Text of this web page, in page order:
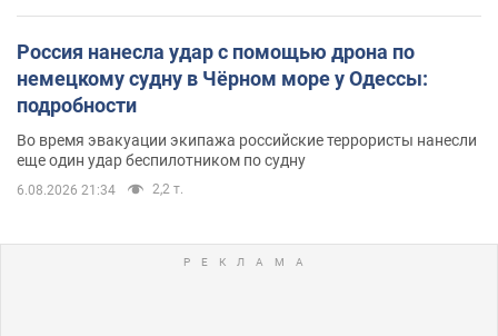
Россия нанесла удар с помощью дрона по
немецкому судну в Чёрном море у Одессы:
подробности
Во время эвакуации экипажа российские террористы нанесли
еще один удар беспилотником по судну
6.08.2026 21:34 2,2 т.